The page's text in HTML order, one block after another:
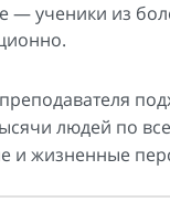
ученики из
людей по
и жизненные